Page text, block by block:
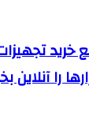
خرید
را آنلاین